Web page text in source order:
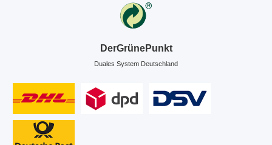
DerGrünePunkt
Duales System Deutschland